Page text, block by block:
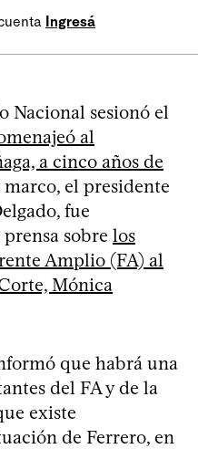
Ingresá
Nacional sesionó el
al
a cinco años de
marco, el presidente
fue
sobre los
Amplio (FA) al
Mónica
que habrá una
del FA y de la
existe
de Ferrero, en